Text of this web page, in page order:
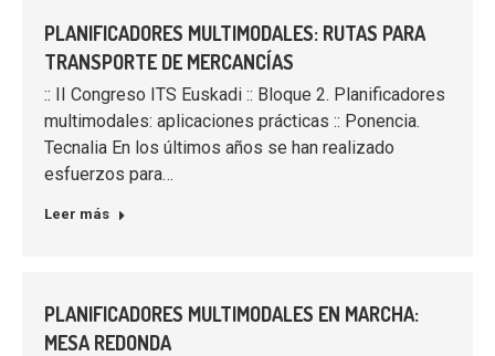
PLANIFICADORES MULTIMODALES: RUTAS PARA
TRANSPORTE DE MERCANCÍAS
:: II Congreso ITS Euskadi :: Bloque 2. Planificadores
multimodales: aplicaciones prácticas :: Ponencia.
Tecnalia En los últimos años se han realizado
esfuerzos para…
Leer más
PLANIFICADORES MULTIMODALES EN MARCHA:
MESA REDONDA